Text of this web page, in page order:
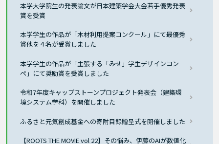
本学大学院生の発表論文が日本建築学会大会若手優秀発表
賞を受賞
本学学生の作品が「木材利用提案コンクール」にて最優秀
賞他を４名が受賞しました
本学学生の作品が「主張する「みせ」学生デザインコン
ペ」にて奨励賞を受賞しました
令和7年度キャップストーンプロジェクト発表会（建築環
境システム学科）を開催しました
ふるさと元気創成基金への寄附目録贈呈式を開催しました
【ROOTS THE MOVIE vol 22】その悩み、伊藤のAIが数値化